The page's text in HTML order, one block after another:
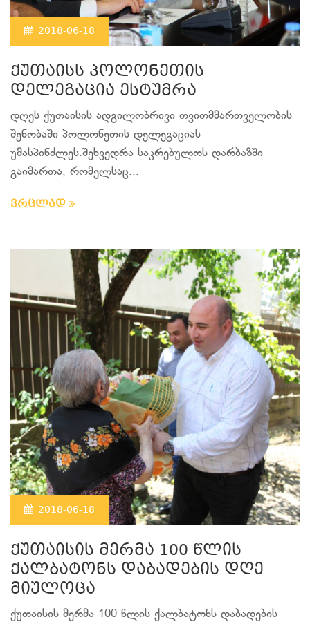
2018-06-18
ქუთაისს პოლონეთის
დელეგაცია ესტუმრა
დღეს ქუთაისის ადგილობრივი თვითმმართველობის
შენობაში პოლონეთის დელეგაციას
უმასპინძლეს.შეხვედრა საკრებულოს დარბაზში
გაიმართა, რომელსაც...
ვრცლად
2018-06-18
ქუთაისის მერმა 100 წლის
ქალბატონს დაბადების დღე
მიულოცა
ქუთაისის მერმა 100 წლის ქალბატონს დაბადების